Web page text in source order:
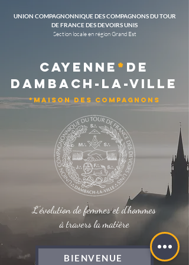
UNION COMPAGNONNIQUE DES COMPAGNONS DU TOUR
DE FRANCE DES DEVOIRS UNIS
Section locale en région Grand Est
CAYENNE * DE
DAMBACH-LA-VILLE
*MAISON DES COMPAGNONS
L'évolution de femmes et d'hommes
à travers la matière
BIENVENUE